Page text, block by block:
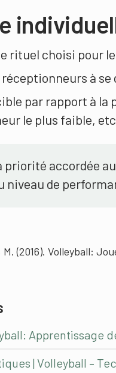
rituel choisi pour
à se
par rapport à la
le plus faible,
priorité accordée
niveau de
(2016). Volleyball:
Apprentissage
| Volleyball –